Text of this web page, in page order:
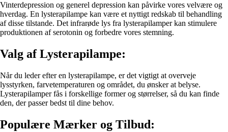
Vinterdepression og generel depression kan påvirke vores velvære og
hverdag. En lysterapilampe kan være et nyttigt redskab til behandling
af disse tilstande. Det infrarøde lys fra lysterapilamper kan stimulere
produktionen af serotonin og forbedre vores stemning.
Valg af Lysterapilampe:
Når du leder efter en lysterapilampe, er det vigtigt at overveje
lysstyrken, farvetemperaturen og området, du ønsker at belyse.
Lysterapilamper fås i forskellige former og størrelser, så du kan finde
den, der passer bedst til dine behov.
Populære Mærker og Tilbud: